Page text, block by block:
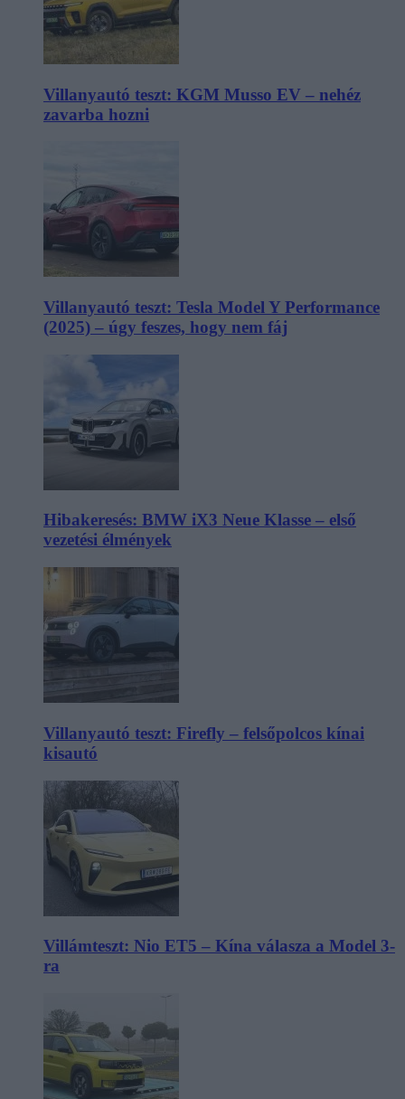
Villanyautó teszt: KGM Musso EV – nehéz
zavarba hozni
Villanyautó teszt: Tesla Model Y Performance
(2025) – úgy feszes, hogy nem fáj
Hibakeresés: BMW iX3 Neue Klasse – első
vezetési élmények
Villanyautó teszt: Firefly – felsőpolcos kínai
kisautó
Villámteszt: Nio ET5 – Kína válasza a Model 3-
ra